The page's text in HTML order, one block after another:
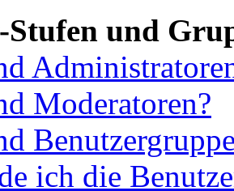
Stufen und
Moderatoren?
ich die